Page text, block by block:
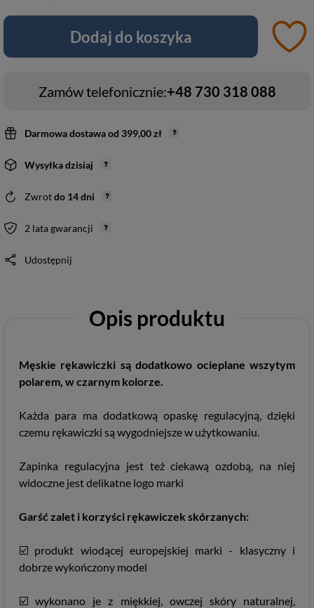
Dodaj do koszyka
Zamów telefonicznie:+48 730 318 088
Darmowa dostawaod 399,00 zł
Wysyłkadzisiaj
Zwrotdo 14dni
2 lata gwarancji
Udostępnij
Opis produktu
Męskie rękawiczki są dodatkowo ocieplane wszytym
polarem, w czarnym kolorze.
Każda para ma dodatkową opaskę regulacyjną, dzięki
czemu rękawiczki są wygodniejsze w użytkowaniu.
Zapinka regulacyjna jest też ciekawą ozdobą, na niej
widoczne jest delikatne logo marki
Garść zalet i korzyści rękawiczek skórzanych:
☑️ produkt wiodącej europejskiej marki - klasyczny i
dobrze wykończony model
☑️ wykonano je z miękkiej, owczej skóry naturalnej,